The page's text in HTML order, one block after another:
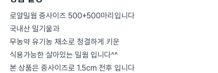
로얄밀웜 중사이즈 500+500마리입니다
국내산 밀기울과
무농약 유기농 채소로 청결하게 키운
식용가능한 살아있는 밀웜 입니다^^
본 상품은 중사이즈로 1.5cm 전후 입니다